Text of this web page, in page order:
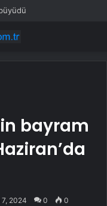
bayram
2024 0 0